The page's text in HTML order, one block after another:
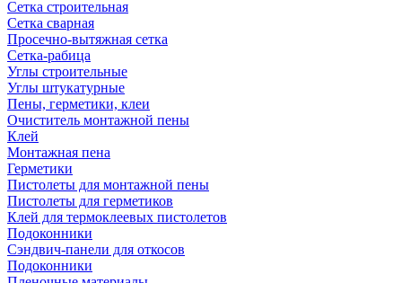
Сетка строительная
Сетка сварная
Просечно-вытяжная сетка
Сетка-рабица
Углы строительные
Углы штукатурные
Пены, герметики, клеи
Очиститель монтажной пены
Клей
Монтажная пена
Герметики
Пистолеты для монтажной пены
Пистолеты для герметиков
Клей для термоклеевых пистолетов
Подоконники
Сэндвич-панели для откосов
Подоконники